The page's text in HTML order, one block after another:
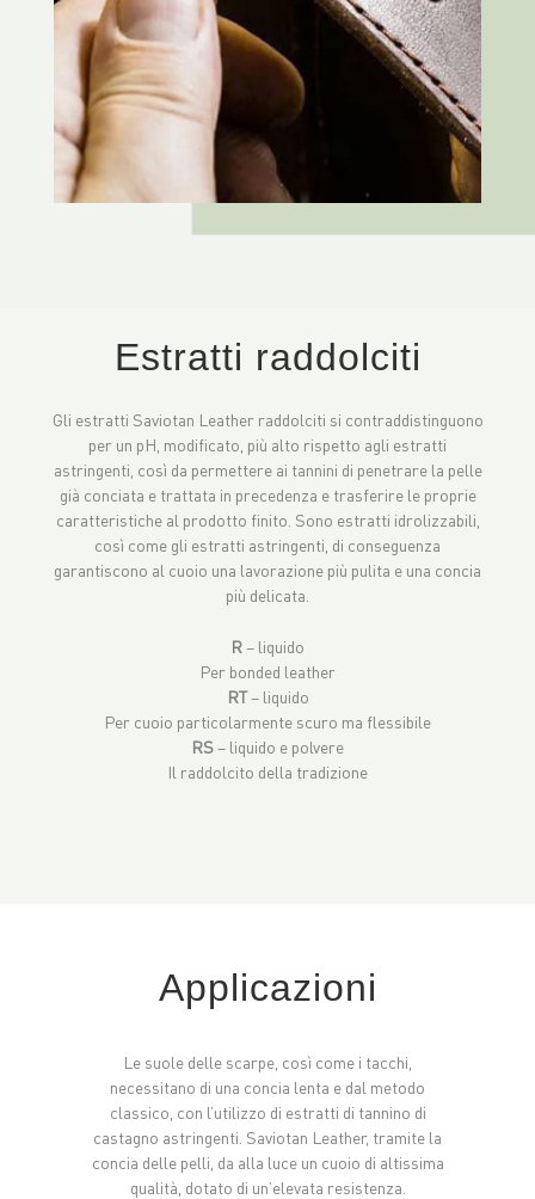
Estratti raddolciti
Gli estratti Saviotan Leather raddolciti si contraddistinguono
per un pH, modificato, più alto rispetto agli estratti
astringenti, così da permettere ai tannini di penetrare la pelle
già conciata e trattata in precedenza e trasferire le proprie
caratteristiche al prodotto finito. Sono estratti idrolizzabili,
così come gli estratti astringenti, di conseguenza
garantiscono al cuoio una lavorazione più pulita e una concia
più delicata.
R– liquido
Per bonded leather
RT– liquido
Per cuoio particolarmente scuro ma flessibile
RS– liquido e polvere
Il raddolcito della tradizione
Applicazioni
Le suole delle scarpe, così come i tacchi,
necessitano di una concia lenta e dal metodo
classico, con l’utilizzo di estratti di tannino di
castagno astringenti. Saviotan Leather, tramite la
concia delle pelli, da alla luce un cuoio di altissima
qualità, dotato di un’elevata resistenza.